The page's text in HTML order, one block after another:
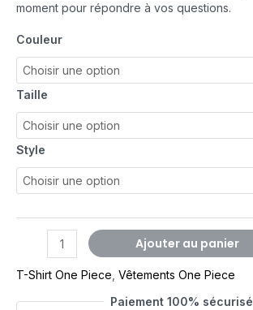
moment pour répondre à vos questions.
Couleur
Taille
Style
Ajouter au panier
T-Shirt One Piece Vêtements One Piece
Paiement 100% sécurisé